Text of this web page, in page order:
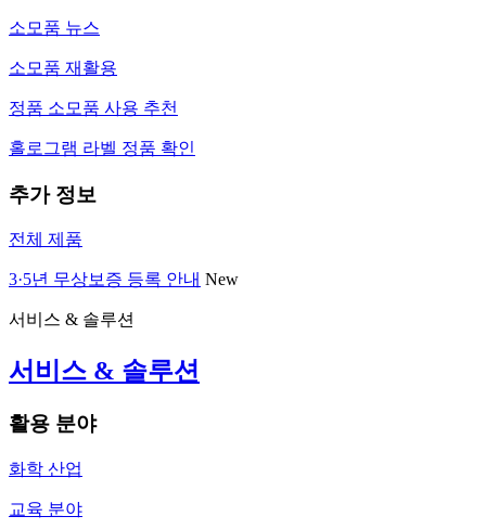
소모품 뉴스
소모품 재활용
정품 소모품 사용 추천
홀로그램 라벨 정품 확인
추가 정보
전체 제품
3·5년 무상보증 등록 안내 New
서비스 & 솔루션
서비스 & 솔루션
활용 분야
화학 산업
교육 분야